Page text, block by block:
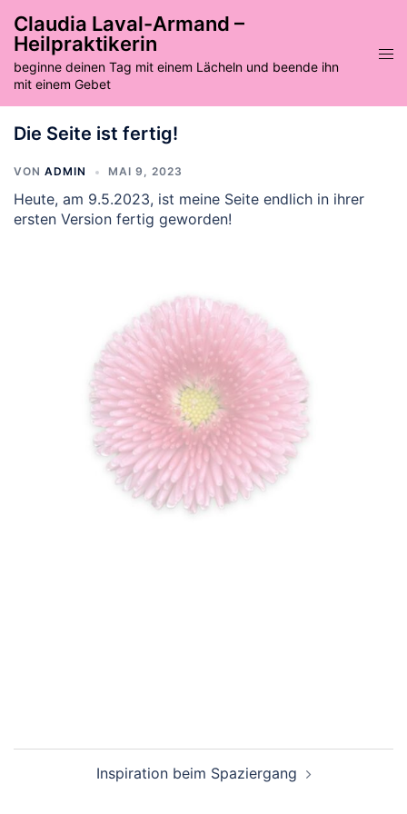
Inhalt
springen
Claudia Laval-Armand –
Heilpraktikerin
beginne deinen Tag mit einem Lächeln und beende ihn
mit einem Gebet
Die Seite ist fertig!
VON ADMIN MAI 9, 2023
Heute, am 9.5.2023, ist meine Seite endlich in ihrer
ersten Version fertig geworden!
Beitragsnavigation
Inspiration beim Spaziergang